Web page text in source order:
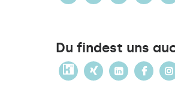
Du findest uns